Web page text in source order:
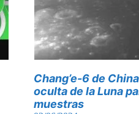
Chang’e-6 de
oculta de la Luna
muestras